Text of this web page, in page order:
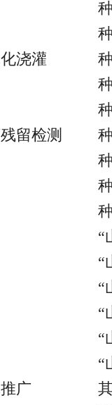
浇灌
留检测
“
“
“
“
“
“
广